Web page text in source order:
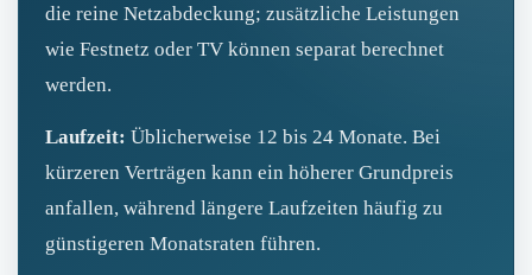
die reine Netzabdeckung; zusätzliche Leistungen
wie Festnetz oder TV können separat berechnet
werden.
Laufzeit: Üblicherweise 12 bis 24 Monate. Bei
kürzeren Verträgen kann ein höherer Grundpreis
anfallen, während längere Laufzeiten häufig zu
günstigeren Monatsraten führen.